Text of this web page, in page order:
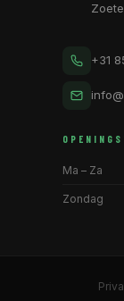
+31
Ma – Za
Zondag